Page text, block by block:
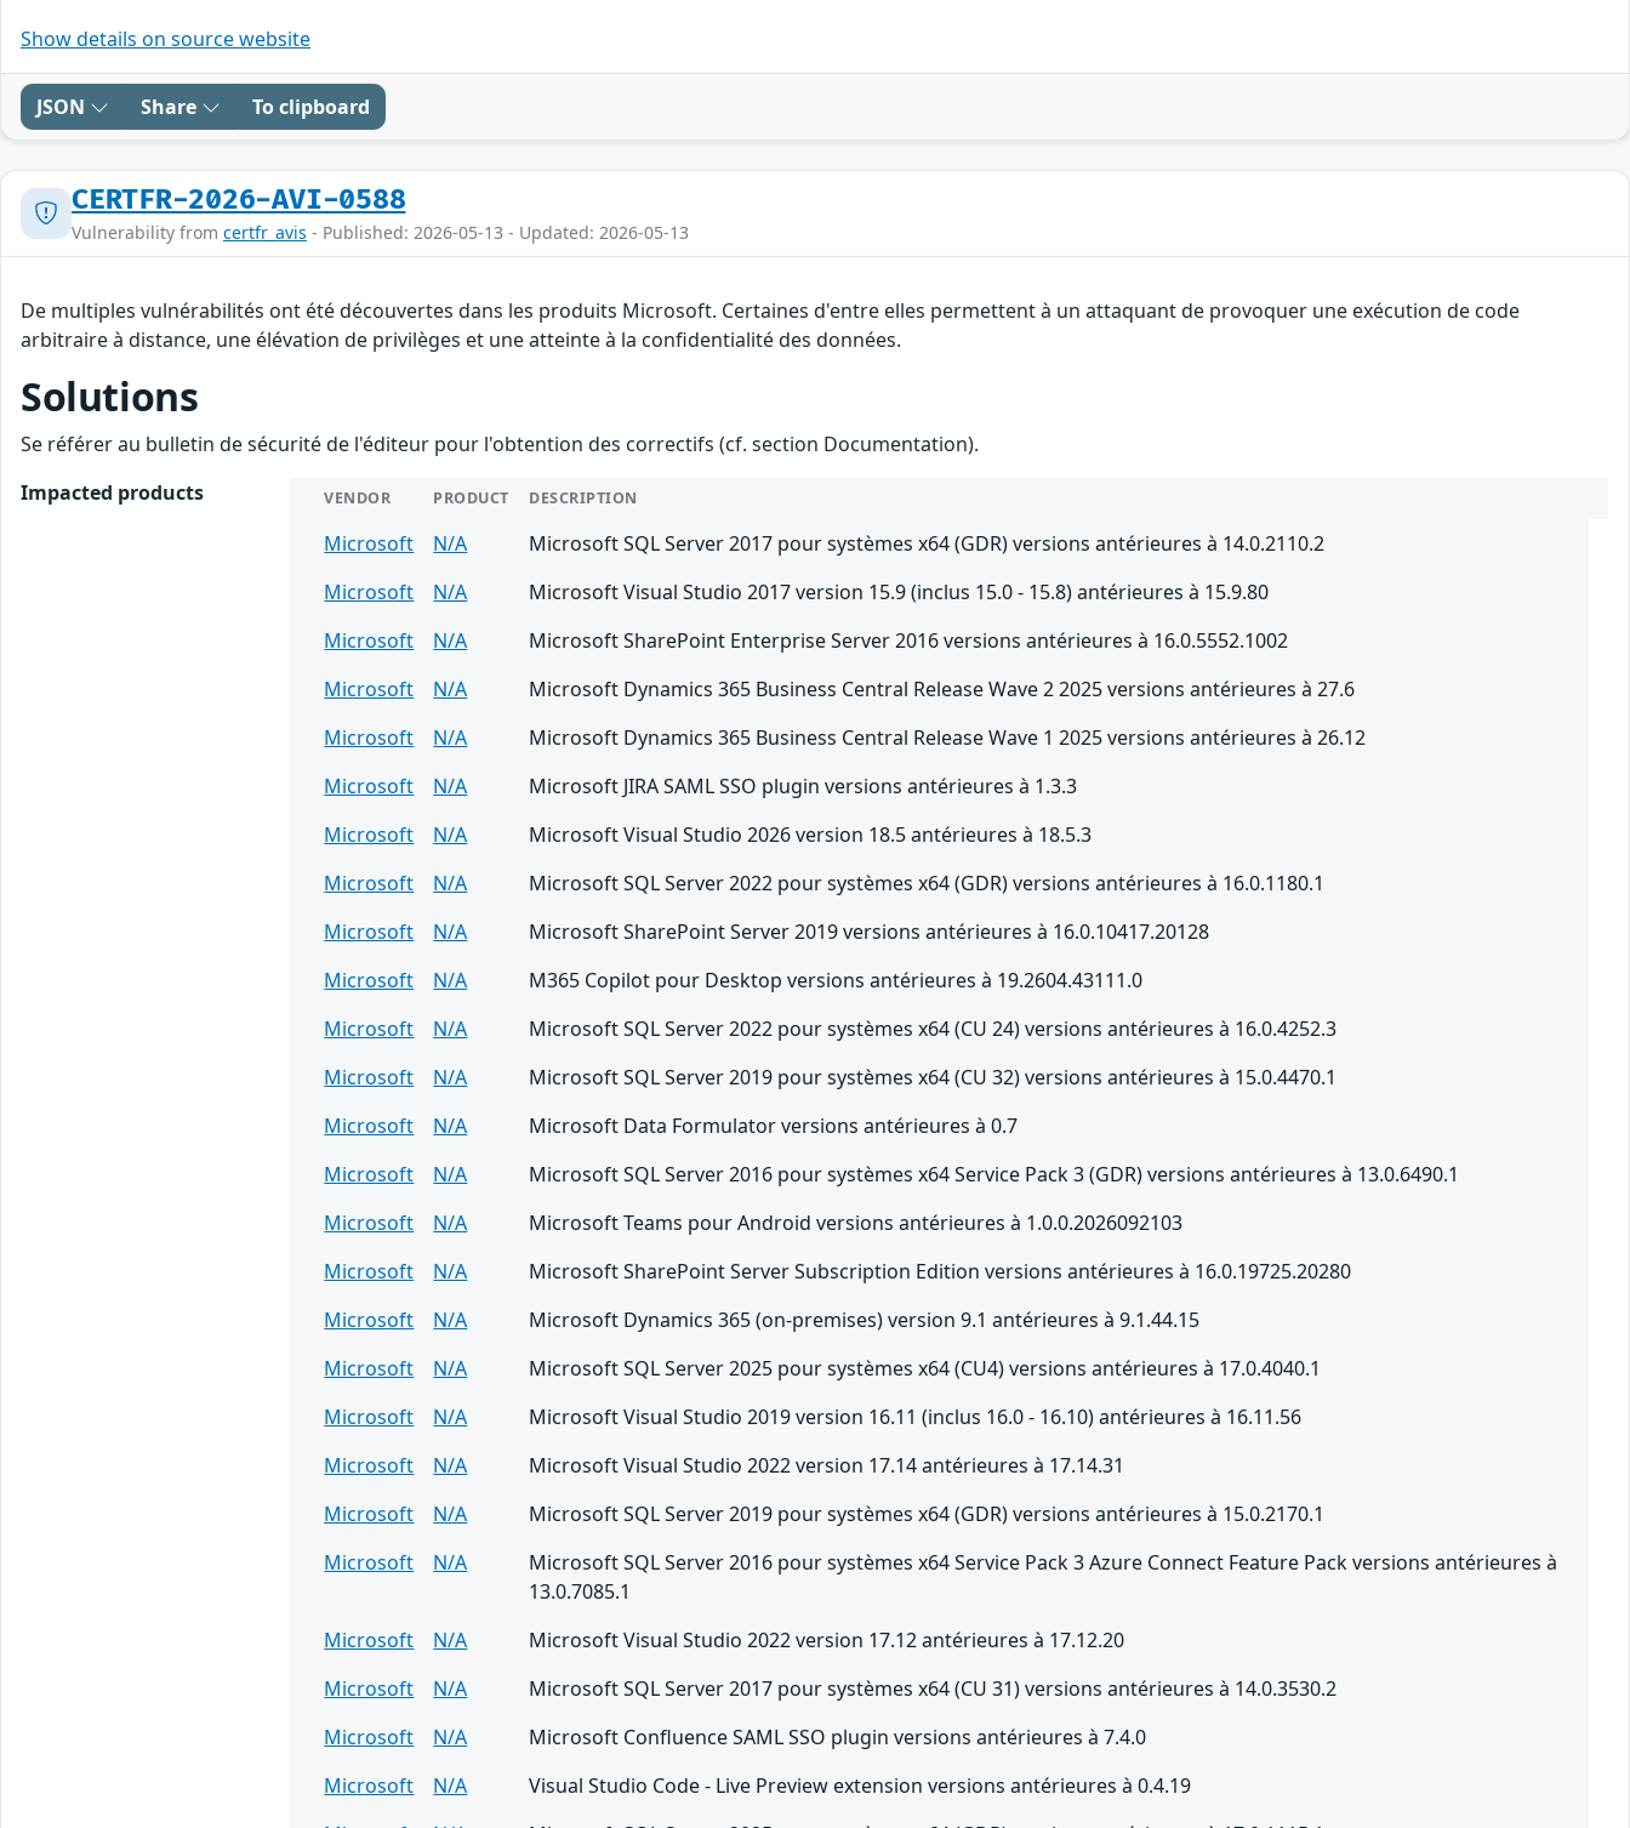
Show details on source website
JSON Share To clipboard
CERTFR-2026-AVI-0588
Vulnerability from certfr_avis - Published: 2026-05-13 - Updated: 2026-05-13
De multiples vulnérabilités ont été découvertes dans les produits Microsoft. Certaines d'entre elles permettent à un attaquant de provoquer une exécution de code
arbitraire à distance, une élévation de privilèges et une atteinte à la confidentialité des données.
Solutions
Se référer au bulletin de sécurité de l'éditeur pour l'obtention des correctifs (cf. section Documentation).
Impacted products
VENDOR PRODUCT DESCRIPTION
Microsoft N/A
Microsoft SQL Server 2017 pour systèmes x64 (GDR) versions antérieures à 14.0.2110.2
Microsoft
N/A
Microsoft Visual Studio 2017 version 15.9 (inclus 15.0 - 15.8) antérieures à 15.9.80
Microsoft
N/A
Microsoft SharePoint Enterprise Server 2016 versions antérieures à 16.0.5552.1002
Microsoft
N/A
Microsoft Dynamics 365 Business Central Release Wave 2 2025 versions antérieures à 27.6
Microsoft
N/A
Microsoft Dynamics 365 Business Central Release Wave 1 2025 versions antérieures à 26.12
Microsoft
N/A
Microsoft JIRA SAML SSO plugin versions antérieures à 1.3.3
Microsoft
N/A
Microsoft Visual Studio 2026 version 18.5 antérieures à 18.5.3
Microsoft
N/A
Microsoft SQL Server 2022 pour systèmes x64 (GDR) versions antérieures à 16.0.1180.1
Microsoft
N/A
Microsoft SharePoint Server 2019 versions antérieures à 16.0.10417.20128
Microsoft
N/A
M365 Copilot pour Desktop versions antérieures à 19.2604.43111.0
Microsoft
N/A
Microsoft SQL Server 2022 pour systèmes x64 (CU 24) versions antérieures à 16.0.4252.3
Microsoft
N/A
Microsoft SQL Server 2019 pour systèmes x64 (CU 32) versions antérieures à 15.0.4470.1
Microsoft
N/A
Microsoft Data Formulator versions antérieures à 0.7
Microsoft
N/A
Microsoft SQL Server 2016 pour systèmes x64 Service Pack 3 (GDR) versions antérieures à 13.0.6490.1
Microsoft
N/A
Microsoft Teams pour Android versions antérieures à 1.0.0.2026092103
Microsoft
N/A
Microsoft SharePoint Server Subscription Edition versions antérieures à 16.0.19725.20280
Microsoft
N/A
Microsoft Dynamics 365 (on-premises) version 9.1 antérieures à 9.1.44.15
Microsoft
N/A
Microsoft SQL Server 2025 pour systèmes x64 (CU4) versions antérieures à 17.0.4040.1
Microsoft
N/A
Microsoft Visual Studio 2019 version 16.11 (inclus 16.0 - 16.10) antérieures à 16.11.56
Microsoft
N/A
Microsoft Visual Studio 2022 version 17.14 antérieures à 17.14.31
Microsoft
N/A
Microsoft SQL Server 2019 pour systèmes x64 (GDR) versions antérieures à 15.0.2170.1
Microsoft
N/A
Microsoft SQL Server 2016 pour systèmes x64 Service Pack 3 Azure Connect Feature Pack versions antérieures à
13.0.7085.1
Microsoft
N/A
Microsoft Visual Studio 2022 version 17.12 antérieures à 17.12.20
Microsoft
N/A
Microsoft SQL Server 2017 pour systèmes x64 (CU 31) versions antérieures à 14.0.3530.2
Microsoft
N/A
Microsoft Confluence SAML SSO plugin versions antérieures à 7.4.0
Microsoft
N/A
Visual Studio Code - Live Preview extension versions antérieures à 0.4.19